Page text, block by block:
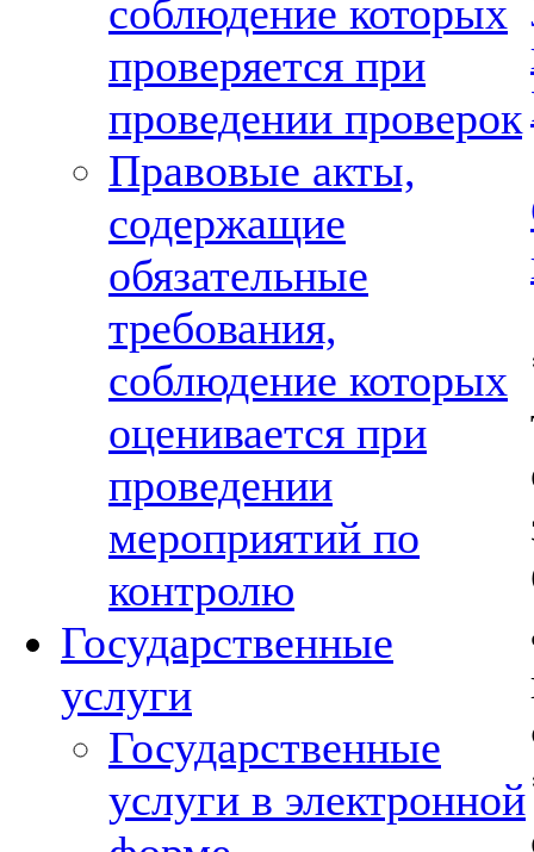
соблюдение которых
проверяется при
проведении проверок
Правовые акты,
содержащие
обязательные
требования,
соблюдение которых
оценивается при
проведении
мероприятий по
контролю
Государственные
услуги
Государственные
услуги в электронной